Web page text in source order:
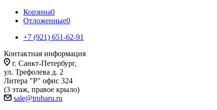
Корзина0
Отложенные0
+7 (921) 651-62-91
Контактная информация
г. Санкт-Петербург,
ул. Трефолева д. 2
Литера "Р" офис 324
(3 этаж, правое крыло)
sale@trubaru.ru